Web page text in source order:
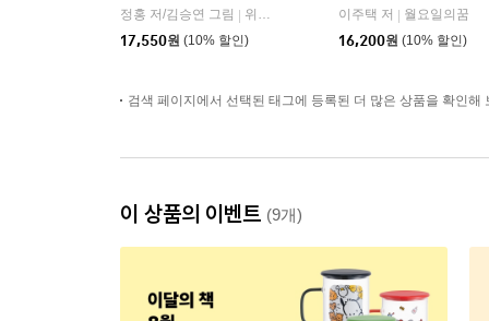
정홍 저/김승연 그림
위즈덤하우스
17,550원 (10% 할인)
이주택 저
월요일의꿈
16,200원 (10% 할인)
검색 페이지에서 선택된 태그에 등록된 더 많은 상품을 확인해
이 상품의 이벤트 (9개)